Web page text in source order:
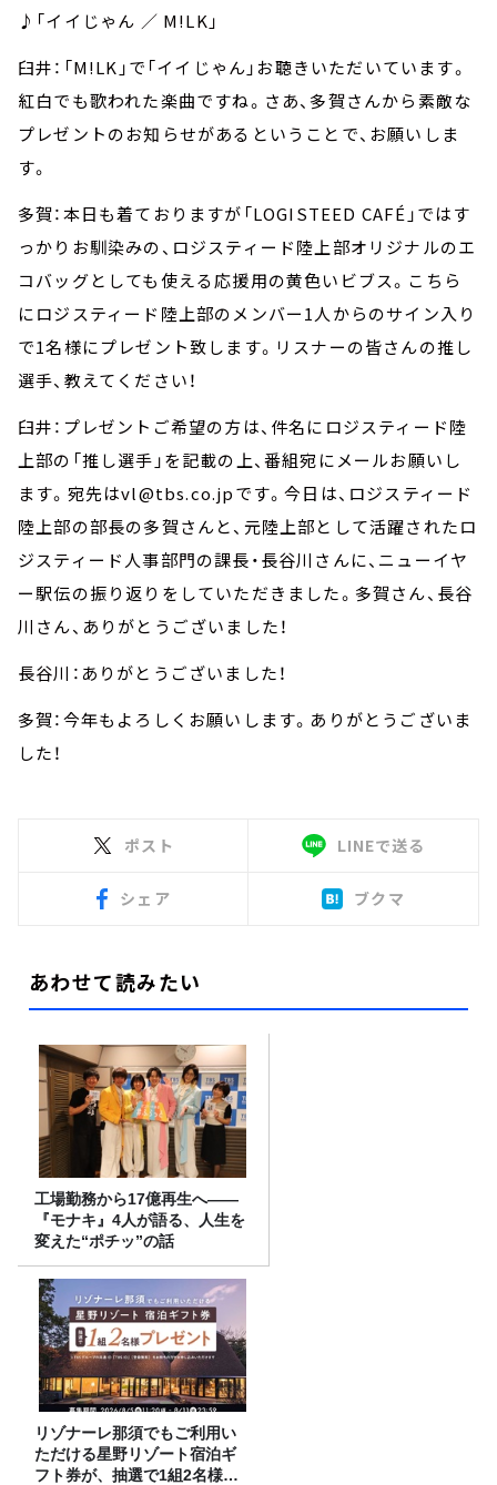
♪「イイじゃん ／ M!LK」
臼井：「M!LK」で「イイじゃん」お聴きいただいています。
紅白でも歌われた楽曲ですね。さあ、多賀さんから素敵な
プレゼントのお知らせがあるということで、お願いしま
す。
多賀：本日も着ておりますが「LOGISTEED CAFÉ」ではす
っかりお馴染みの、ロジスティード陸上部オリジナルのエ
コバッグとしても使える応援用の黄色いビブス。こちら
にロジスティード陸上部のメンバー1人からのサイン入り
で1名様にプレゼント致します。リスナーの皆さんの推し
選手、教えてください！
臼井：プレゼントご希望の方は、件名にロジスティード陸
上部の「推し選手」を記載の上、番組宛にメールお願いし
ます。宛先はvl@tbs.co.jpです。今日は、ロジスティード
陸上部の部長の多賀さんと、元陸上部として活躍されたロ
ジスティード人事部門の課長・長谷川さんに、ニューイヤ
ー駅伝の振り返りをしていただきました。多賀さん、長谷
川さん、ありがとうございました！
長谷川：ありがとうございました！
多賀：今年もよろしくお願いします。ありがとうございま
した！
ポスト LINEで送る
シェア ブクマ
あわせて読みたい
工場勤務から17億再生へ——
『モナキ』4人が語る、人生を
変えた“ポチッ”の話
リゾナーレ那須でもご利用い
ただける星野リゾート宿泊ギ
フト券が、抽選で1組2名様に